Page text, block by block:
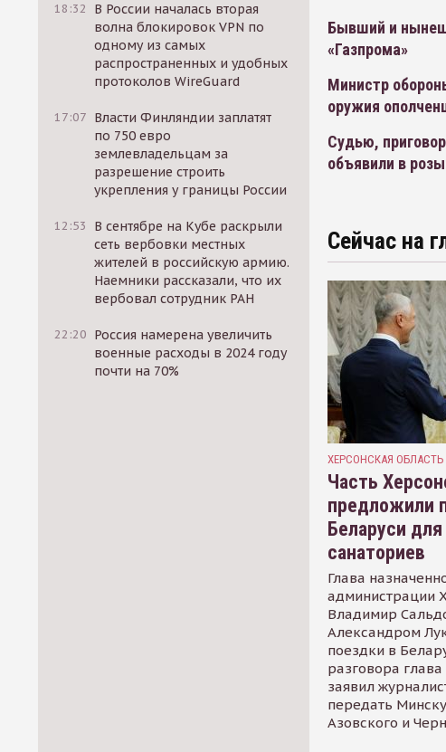
18:32
В России началась вторая
волна блокировок VPN по
одному из самых
распространенных и удобных
протоколов WireGuard
17:07 Власти Финляндии заплатят
по 750 евро
землевладельцам за
разрешение строить
укрепления у границы России
12:53
В сентябре на Кубе раскрыли
сеть вербовки местных
жителей в российскую армию.
Наемники рассказали, что их
вербовал сотрудник РАН
22:20 Россия намерена увеличить
военные расходы в 2024 году
почти на 70%
Бывший и
«Газпрома»
Министр
оружия
Судью,
объявили в
Сейчас на
ХЕРСОНСКАЯ ОБЛАСТЬ
Часть
предложили
Беларуси
санаториев
Глава
администрации
Владимир
Александром
поездки в
разговора
заявил
передать
Азовского и